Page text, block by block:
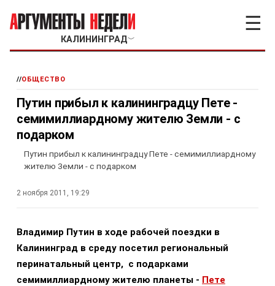
КАЛИНИНГРАД﹀
☰
//ОБЩЕСТВО
Путин прибыл к калининградцу Пете -
семимиллиардному жителю Земли - с
подарком
Путин прибыл к калининградцу Пете - семимиллиардному
жителю Земли - с подарком
2 ноября 2011, 19:29
Владимир Путин в ходе рабочей поездки в
Калининград в среду посетил региональный
перинатальный центр, с подарками
семимиллиардному жителю планеты - Пете